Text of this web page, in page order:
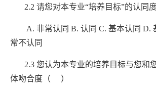
2.2 请您对本专业“培养目标”的认同
A. 非常认同 B. 认同 C. 基本认同 D.
常不认同
2.3 您认为本专业的培养目标与您和
体吻合度（ ）